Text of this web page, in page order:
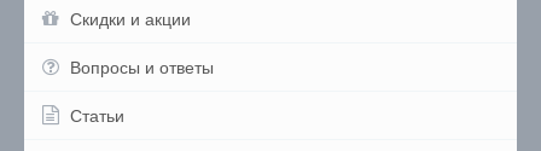
Скидки и акции
Вопросы и ответы
Статьи